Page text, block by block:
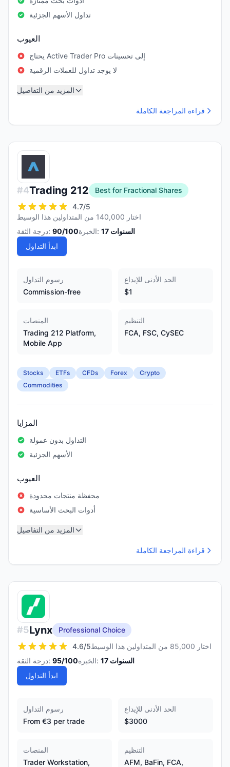
تداول الأسهم الجزئية
العيوب
يحتاج Active Trader Pro إلى تحسينات
لا يوجد تداول للعملات الرقمية
المزيد من التفاصيل
قراءة المراجعة الكاملة
#4Trading 212
Best for Fractional Shares
4.7/5
اختار 140,000 من المتداولين هذا الوسيط
درجة الثقة: 90/100 الخبرة: 17 السنوات
ابدأ التداول
رسوم التداول
Commission-free
الحد الأدنى للإيداع
$1
المنصات
Trading 212 Platform,
Mobile App
التنظيم
FCA, FSC, CySEC
Stocks ETFs CFDs Forex
Crypto
Commodities
المزايا
التداول بدون عمولة
الأسهم الجزئية
العيوب
محفظة منتجات محدودة
أدوات البحث الأساسية
المزيد من التفاصيل
قراءة المراجعة الكاملة
#5Lynx
Professional Choice
4.6/5
اختار 85,000 من المتداولين هذا الوسيط
درجة الثقة: 95/100 الخبرة: 17 السنوات
ابدأ التداول
رسوم التداول
From €3 per trade
الحد الأدنى للإيداع
$3000
المنصات
Trader Workstation,
التنظيم
AFM, BaFin, FCA,